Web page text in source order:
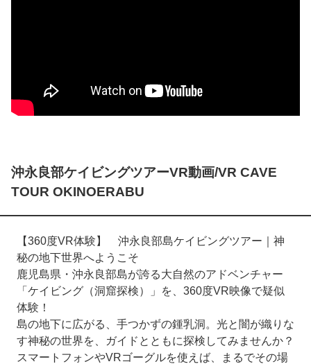
沖永良部ケイビングツアーVR動画/VR CAVE
TOUR OKINOERABU
【360度VR体験】 沖永良部島ケイビングツアー｜神
秘の地下世界へようこそ
鹿児島県・沖永良部島が誇る大自然のアドベンチャー
「ケイビング（洞窟探検）」を、360度VR映像で疑似
体験！
島の地下に広がる、手つかずの鍾乳洞。光と闇が織りな
す神秘の世界を、ガイドとともに探検してみませんか？
スマートフォンやVRゴーグルを使えば、まるでその場